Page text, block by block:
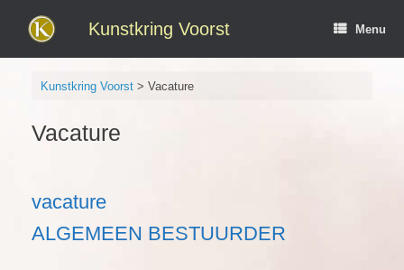
inhoud
Kunstkring Voorst Menu
Kunstkring Voorst> Vacature
Vacature
vacature
ALGEMEEN BESTUURDER